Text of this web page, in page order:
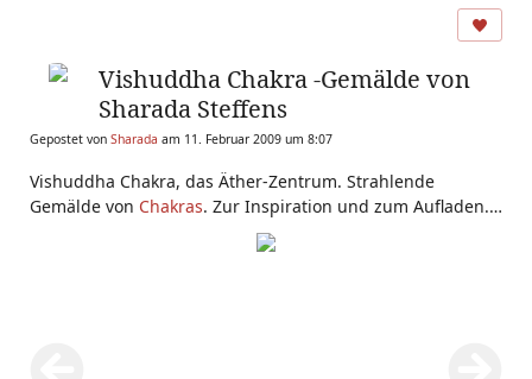
Vishuddha Chakra -Gemälde von
Sharada Steffens
Gepostet von Sharada am 11. Februar 2009 um 8:07
Vishuddha Chakra, das Äther-Zentrum. Strahlende
Gemälde von Chakras. Zur Inspiration und zum Aufladen.
Haus Yoga Vidya Bad Meinberg
Sharada Steffens, Yogalehrerin und Seminarleiterin bei